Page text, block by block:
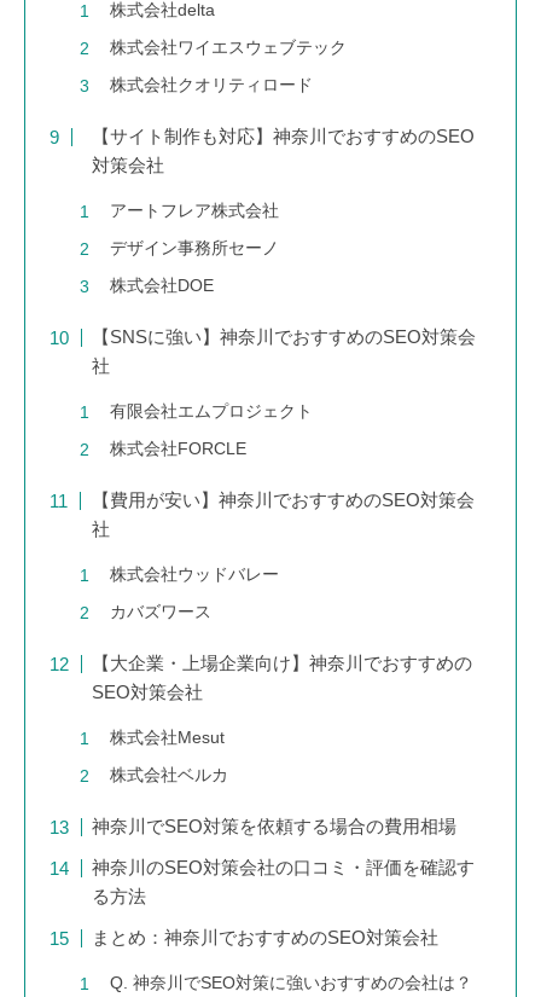
株式会社delta
株式会社ワイエスウェブテック
株式会社クオリティロード
【サイト制作も対応】神奈川でおすすめのSEO
対策会社
アートフレア株式会社
デザイン事務所セーノ
株式会社DOE
【SNSに強い】神奈川でおすすめのSEO対策会
社
有限会社エムプロジェクト
株式会社FORCLE
【費用が安い】神奈川でおすすめのSEO対策会
社
株式会社ウッドバレー
カバズワース
【大企業・上場企業向け】神奈川でおすすめの
SEO対策会社
株式会社Mesut
株式会社ベルカ
神奈川でSEO対策を依頼する場合の費用相場
神奈川のSEO対策会社の口コミ・評価を確認す
る方法
まとめ：神奈川でおすすめのSEO対策会社
Q. 神奈川でSEO対策に強いおすすめの会社は？